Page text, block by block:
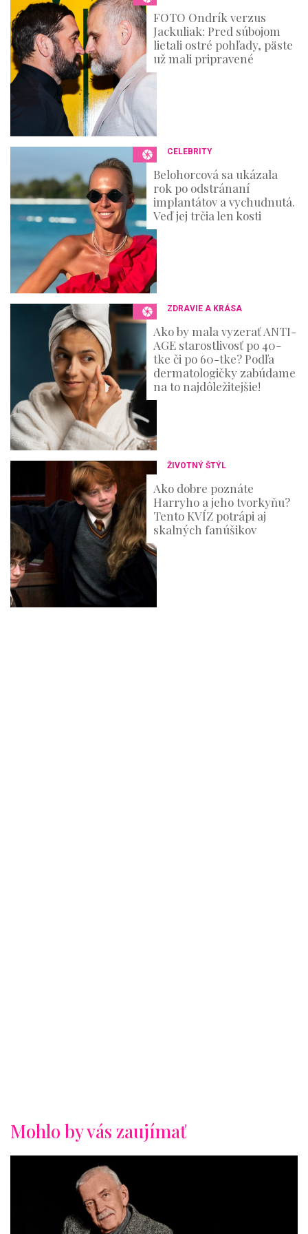
e
c
o
n
d
FOTO Ondrík verzus
Jackuliak: Pred súbojom
lietali ostré pohľady, päste
už mali pripravené
CELEBRITY
Belohorcová sa ukázala
rok po odstránaní
implantátov a vychudnutá.
Veď jej trčia len kosti
ZDRAVIE A KRÁSA
Ako by mala vyzerať ANTI-
AGE starostlivosť po 40-
tke či po 60-tke? Podľa
dermatologičky zabúdame
na to najdôležitejšie!
ŽIVOTNÝ ŠTÝL
Ako dobre poznáte
Harryho a jeho tvorkyňu?
Tento KVÍZ potrápi aj
skalných fanúšikov
Mohlo by vás zaujímať